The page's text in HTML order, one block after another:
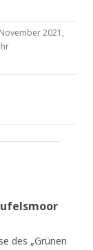
2021,
des „Grünen